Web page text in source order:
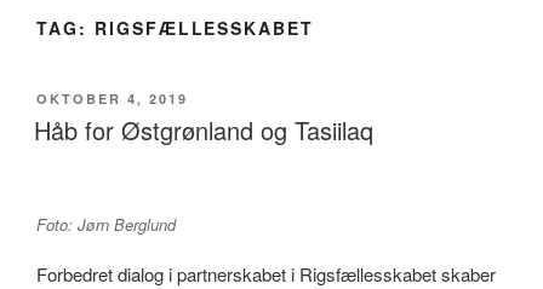
TAG: RIGSFÆLLESSKABET
UDGIVET
DEN
OKTOBER 4, 2019
Håb for Østgrønland og Tasiilaq
Foto: Jørn Berglund
Forbedret dialog i partnerskabet i Rigsfællesskabet skaber